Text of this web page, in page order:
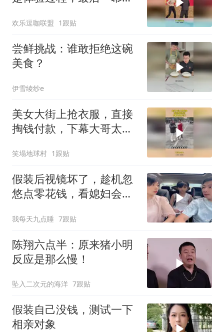
欢乐逗咖联盟 1跟贴
尝鲜挑战：谁敢拒绝这碗
美食？
伊雪绫纱e
美女大街上抢衣服，直接
掏钱付款，下幕大哥太亏
笑塌地球村 1跟贴
假装后视镜坏了，趁机忽
悠点零花钱，看媳妇会不
我每天九点睡 7跟贴
陈翔六点半：原来猪小明
反应是那么慢！
坠入二次元的海洋 7跟贴
假装自己没钱，测试一下
相亲对象